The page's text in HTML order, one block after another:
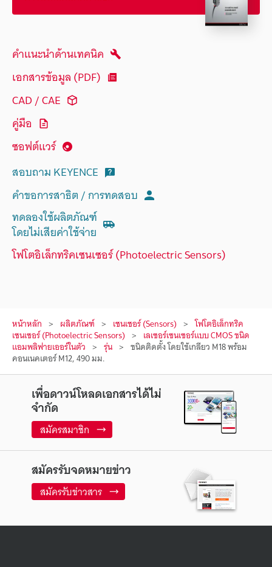
คำแนะนำด้านเทคนิค
เอกสารข้อมูล (PDF)
CAD / CAE
คู่มือ
ซอฟต์แวร์
สอบถาม KEYENCE
คำขอการสาธิต / การทดสอบ
ทดลองใช้ผลิตภัณฑ์
โดยไม่เสียค่าใช้จ่าย
โฟโตอิเล็กทริคเซนเซอร์ (Photoelectric Sensors)
หน้าหลัก ผลิตภัณฑ์ เซนเซอร์ (Sensors) โฟโตอิเล็กทริค
เซนเซอร์ (Photoelectric Sensors) เลเซอร์เซนเซอร์แบบ CMOS ชนิด
แอมพลิฟายเออร์ในตัว รุ่น ชนิดติดตั้ง โดยใช้เกลียว M18 พร้อม
คอนเนคเตอร์ M12, 490 มม.
เพื่อดาวน์โหลดเอกสารได้ไม่
จำกัด
สมัครสมาชิก
สมัครรับจดหมายข่าว
สมัครรับข่าวสาร